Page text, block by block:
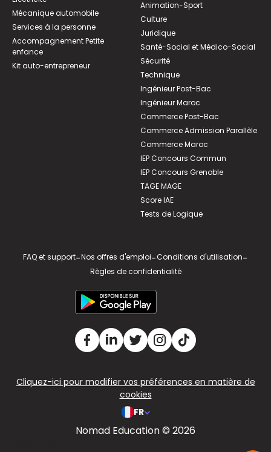
Mécanique automobile
Services à la personne
Accompagnement Petite
enfance
Kit auto-entrepreneur
Animation-Sport
Culture
Juridique
Santé-Social et Médico-Social
Sécurité
Technique
Ingénieur Post-Bac
Ingénieur Maroc
Commerce Post-Bac
Commerce Admission Parallèle
Commerce Maroc
IEP Concours Commun
IEP Concours Grenoble
TAGE MAGE
Score IAE
Tests de Logique
FAQ et support-Nos offres d'emploi-Conditions d'utilisation-
Règles de confidentialité
Cliquez-ici pour modifier vos préférences en matière de
cookies
FR
Nomad Education © 2026